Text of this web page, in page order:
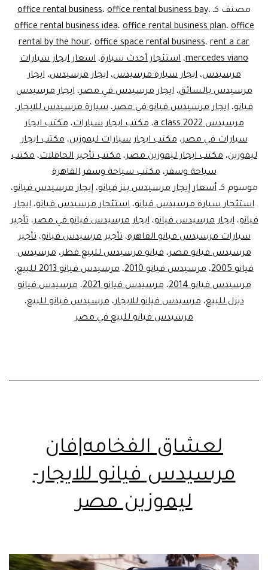
مصنف كـ
office rental business، office rental business bay،
office rental business idea،office rental business plan،office
rental by the hour، office space rental business، rent a car
mercedes viano، استئجار أحدث سيارة، اسعار ايجار سيارات
مرسيدس،ايجار سيارة مرسيدس،ايجار مرسيدس،ايجار
مرسيدس بالسائق،ايجار مرسيدس في مصر،ايجار مرسيدس
فيانو، ايجار مرسيدس فيانو في مصر، سيارة مرسيدس للايجار،
مرسيدس a class 2022
،مكتب ايجار سيارات،مكتب ايجار
سيارات في مصر،مكتب ايجار سيارات ليموزين،مكتب ايجار
ليموزين، مكتب ايجار ليموزين مصر، مكتب تأجير الحافلات، مكتب
سياحة وسفر،مكتب سياحة وسفر القاهرة
موسوم كـأسعار إيجار مرسيدس بنز فيانو،إيجار مرسيدس فيانو،
استئجار سيارة مرسيدس فيانو، استئجار مرسيدس فيانو، ايجار
فيانو،ايجار مرسيدس فيانو،ايجار مرسيدس فيانو في مصر،تأجير
سيارات مرسيدس فيانو القاهره،تأجير مرسيدس فيانو،تأجير
مرسيدس فيانو مصر،فيانو مرسيدس للبيع قطر،مرسيدس
فيانو 2005
، مرسيدس فيانو 2010 ، مرسيدس فيانو 2013 للبيع
،
مرسيدس فيانو 2014
،مرسيدس فيانو 2021 ،مرسيدس فيانو
ديزل للبيع،مرسيدس فيانو للايجار،مرسيدس فيانو للبيع،
مرسيدس فيانو للبيع في مصر
لعشاق الفخامه|فان
مرسيدس فيانو للايجار-
ليموزين مصر